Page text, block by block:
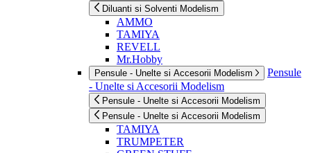
Diluanti si Solventi Modelism
AMMO
TAMIYA
REVELL
Mr.Hobby
Pensule - Unelte si Accesorii Modelism
Pensule
- Unelte si Accesorii Modelism
Pensule - Unelte si Accesorii Modelism
Pensule - Unelte si Accesorii Modelism
TAMIYA
TRUMPETER